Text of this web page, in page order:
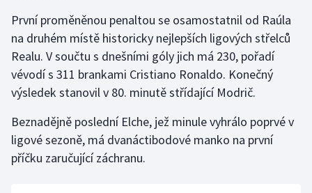
Golf
Gymnastika
Házená
Jezdectví
Judo
První proměněnou penaltou se osamostatnil od Raúla
na druhém místě historicky nejlepších ligových střelců
Realu. V součtu s dnešními góly jich má 230, pořadí
vévodí s 311 brankami Cristiano Ronaldo. Konečný
výsledek stanovil v 80. minutě střídající Modrič.
Beznadějně poslední Elche, jež minule vyhrálo poprvé v
ligové sezoně, má dvanáctibodové manko na první
příčku zaručující záchranu.